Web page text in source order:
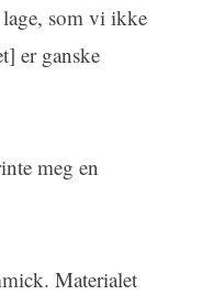
som vi ikke
er ganske
meg en
Materialet